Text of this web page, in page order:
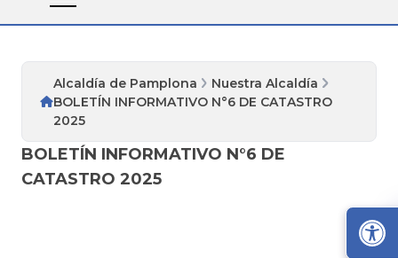
Alcaldía de Pamplona
Nuestra Alcaldía
BOLETÍN INFORMATIVO N°6 DE CATASTRO
2025
BOLETÍN INFORMATIVO N°6 DE
CATASTRO 2025